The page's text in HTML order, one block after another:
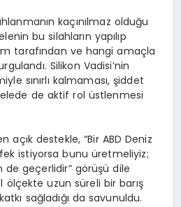
kaçınılmaz olduğu
bu silahların yapılıp
tarafından ve hangi amaçla
Silikon Vadisi’nin
sınırlı kalmaması, şiddet
de aktif rol üstlenmesi
açık destekle, “Bir ABD Deniz
istiyorsa bunu üretmeliyiz;
de geçerlidir” görüşü dile
ölçekte uzun süreli bir barış
sağladığı da savunuldu.